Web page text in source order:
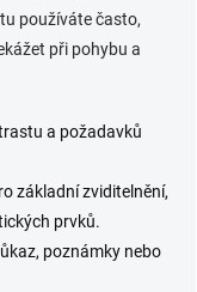
používáte často,
při pohybu a
a požadavků
základní zviditelnění,
prvků.
poznámky nebo